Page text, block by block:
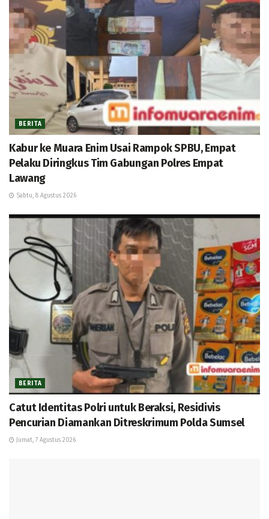
BERITA
Kabur ke Muara Enim Usai Rampok SPBU, Empat
Pelaku Diringkus Tim Gabungan Polres Empat
Lawang
Sabtu, 8 Agustus 2026
BERITA
Catut Identitas Polri untuk Beraksi, Residivis
Pencurian Diamankan Ditreskrimum Polda Sumsel
Jumat, 7 Agustus 2026